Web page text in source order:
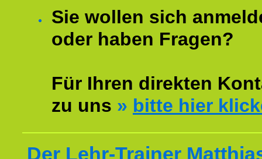
Sie wollen sich
oder haben Fragen?
Für Ihren direkten
zu uns » bitte hier
Der Lehr-Trainer